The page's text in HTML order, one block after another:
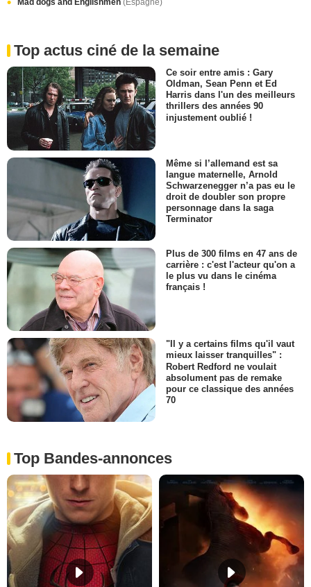
Mad dogs and Englishmen (Espagne)
Top actus ciné de la semaine
Ce soir entre amis : Gary
Oldman, Sean Penn et Ed
Harris dans l'un des meilleurs
thrillers des années 90
injustement oublié !
Même si l’allemand est sa
langue maternelle, Arnold
Schwarzenegger n’a pas eu le
droit de doubler son propre
personnage dans la saga
Terminator
Plus de 300 films en 47 ans de
carrière : c'est l'acteur qu'on a
le plus vu dans le cinéma
français !
"Il y a certains films qu'il vaut
mieux laisser tranquilles" :
Robert Redford ne voulait
absolument pas de remake
pour ce classique des années
70
Top Bandes-annonces